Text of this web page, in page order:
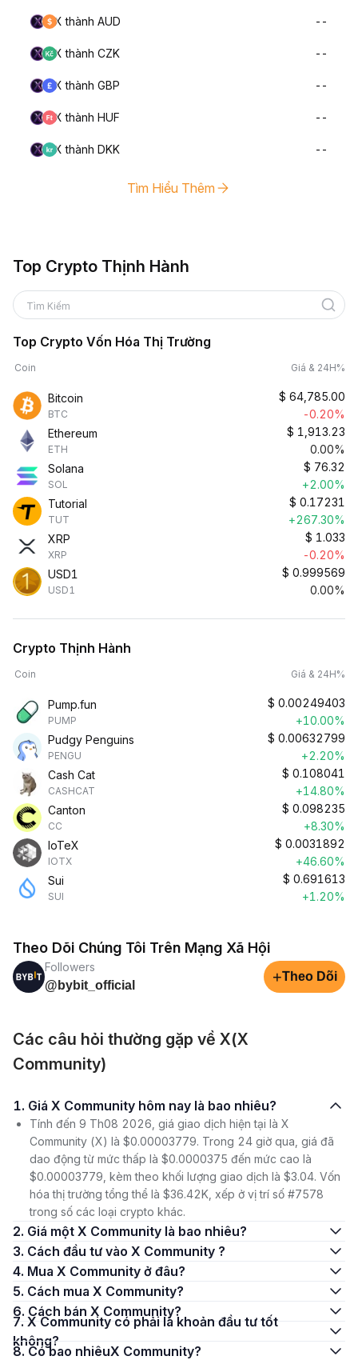
X thành AUD --
X thành CZK --
X thành GBP --
X thành HUF --
X thành DKK --
Tìm Hiểu Thêm
Top Crypto Thịnh Hành
Tìm Kiếm
Top Crypto Vốn Hóa Thị Trường
Coin Giá & 24H%
Bitcoin
BTC
$ 64,785.00
-0.20%
Ethereum
ETH
$ 1,913.23
0.00%
Solana
SOL
$ 76.32
+2.00%
Tutorial
TUT
$ 0.17231
+267.30%
XRP
XRP
$ 1.033
-0.20%
USD1
USD1
$ 0.999569
0.00%
Crypto Thịnh Hành
Coin Giá & 24H%
Pump.fun
PUMP
$ 0.00249403
+10.00%
Pudgy Penguins
PENGU
$ 0.00632799
+2.20%
Cash Cat
CASHCAT
$ 0.108041
+14.80%
Canton
CC
$ 0.098235
+8.30%
IoTeX
IOTX
$ 0.0031892
+46.60%
Sui
SUI
$ 0.691613
+1.20%
Theo Dõi Chúng Tôi Trên Mạng Xã Hội
Followers
@bybit_official
+Theo Dõi
Các câu hỏi thường gặp về X(X
Community)
1. Giá X Community hôm nay là bao nhiêu?
Tính đến 9 Th08 2026, giá giao dịch hiện tại là X
Community (X) là $0.00003779. Trong 24 giờ qua, giá đã
dao động từ mức thấp là $0.0000375 đến mức cao là
$0.00003779, kèm theo khối lượng giao dịch là $3.04. Vốn
hóa thị trường tổng thể là $36.42K, xếp ở vị trí số #7578
trong số các loại crypto khác.
2. Giá một X Community là bao nhiêu?
3. Cách đầu tư vào X Community ?
4. Mua X Community ở đâu?
5. Cách mua X Community?
6. Cách bán X Community?
7. X Community có phải là khoản đầu tư tốt
không?
8. Có bao nhiêuX Community?